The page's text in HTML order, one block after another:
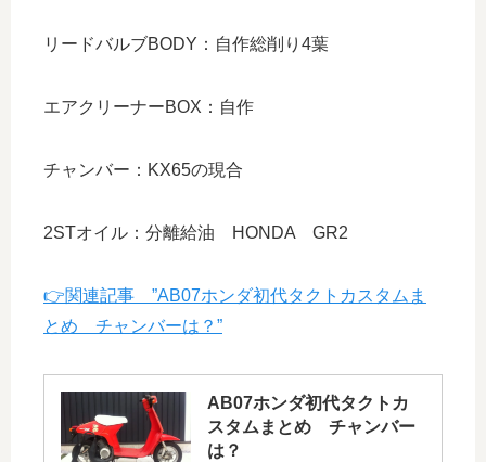
リードバルブBODY：自作総削り4葉
エアクリーナーBOX：自作
チャンバー：KX65の現合
2STオイル：分離給油 HONDA GR2
👉関連記事 ”AB07ホンダ初代タクトカスタムま
とめ チャンバーは？”
AB07ホンダ初代タクトカ
スタムまとめ チャンバー
は？